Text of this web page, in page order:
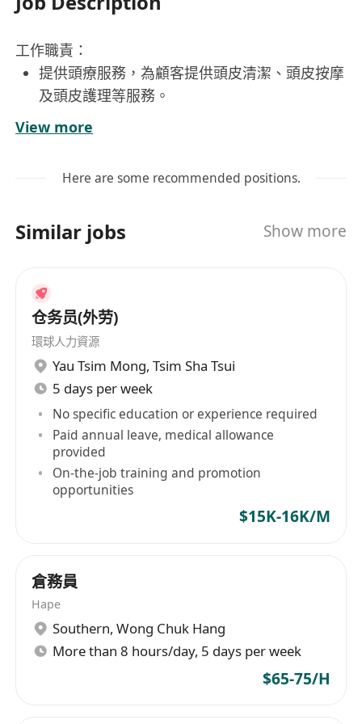
工作職責：
提供頭療服務，為顧客提供頭皮清潔、頭皮按摩
及頭皮護理等服務。
協助銷售公司療程。
職位要求：
經驗;
注重團隊合作，有責任心，注重個人衛生與儀容
工作時間及假期:
每日9小時工作 包括1小時膳食時間
每月6日例假+勞工假期
輪班輪休
申請方式：
有意應徵者，請將您的個人履歷連同近期照片，
whatsapp 至********** -
************************* 與人力資源部聯
(申請人所提供之全部資料絕對保密及只供招聘用途)
View more
Here are some recommended positions.
Similar jobs Show more
仓务员(外劳)
環球人力資源
Yau Tsim Mong, Tsim Sha Tsui
5 days per week
No specific education or experience required
Paid annual leave, medical allowance
provided
On-the-job training and promotion
opportunities
$15K-16K/M
倉務員
Hape
Southern, Wong Chuk Hang
More than 8 hours/day, 5 days per week
$65-75/H